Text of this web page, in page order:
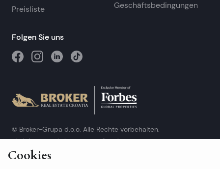
Preisliste
Geschäftsbedingungen
Folgen Sie uns
© Broker-Grupa d.o.o. Alle Rechte vorbehalten.
Obala kneza Branimira 1, 21000 Split-Phone: +385 98 384 007
Broker-grupa d.o.o. ist exklusives Mitglied von Forbes Global
Cookies